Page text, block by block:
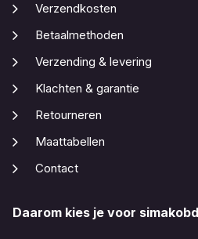
Verzendkosten
Betaalmethoden
Verzending & levering
Klachten & garantie
Retourneren
Maattabellen
Contact
Daarom kies je voor